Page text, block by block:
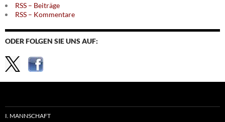
RSS – Beiträge
RSS – Kommentare
ODER FOLGEN SIE UNS AUF:
I. MANNSCHAFT